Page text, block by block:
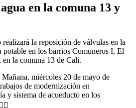
en la comuna 13 y
la reposición de válvulas en la
potable en los barrios Comuneros I, El
la comuna 13 de Cali.
Mañana, miércoles 20 de mayo de
de modernización en
y sistema de acueducto en los